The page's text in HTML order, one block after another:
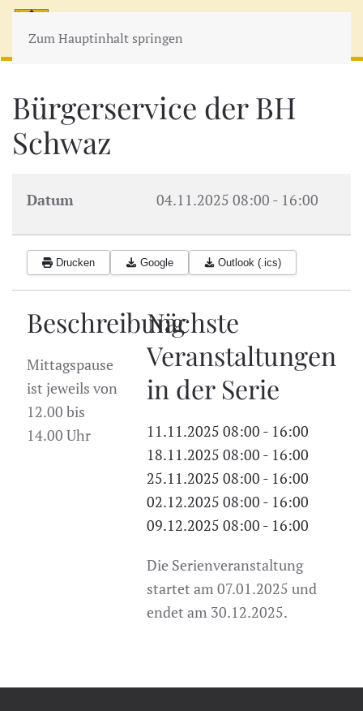
Zum Hauptinhalt springen
Bürgerservice der BH
Schwaz
Datum 04.11.2025 08:00 - 16:00
Drucken Google Outlook (.ics)
Beschreibung
Mittagspause
ist jeweils von
12.00 bis
14.00 Uhr
Nächste
Veranstaltungen
in der Serie
11.11.2025 08:00 - 16:00
18.11.2025 08:00 - 16:00
25.11.2025 08:00 - 16:00
02.12.2025 08:00 - 16:00
09.12.2025 08:00 - 16:00
Die Serienveranstaltung
startet am 07.01.2025 und
endet am 30.12.2025.